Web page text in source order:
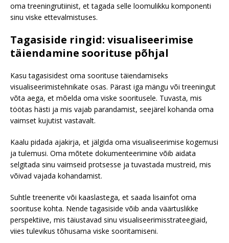
oma treeningrutiinist, et tagada selle loomulikku komponenti
sinu viske ettevalmistuses.
Tagasiside ringid: visualiseerimise
täiendamine soorituse põhjal
Kasu tagasisidest oma soorituse täiendamiseks
visualiseerimistehnikate osas. Pärast iga mängu või treeningut
võta aega, et mõelda oma viske sooritusele. Tuvasta, mis
töötas hästi ja mis vajab parandamist, seejärel kohanda oma
vaimset kujutist vastavalt.
Kaalu pidada ajakirja, et jälgida oma visualiseerimise kogemusi
ja tulemusi. Oma mõtete dokumenteerimine võib aidata
selgitada sinu vaimseid protsesse ja tuvastada mustreid, mis
võivad vajada kohandamist.
Suhtle treenerite või kaaslastega, et saada lisainfot oma
soorituse kohta. Nende tagasiside võib anda väärtuslikke
perspektiive, mis täiustavad sinu visualiseerimisstrateegiaid,
viies tulevikus tõhusama viske sooritamiseni.